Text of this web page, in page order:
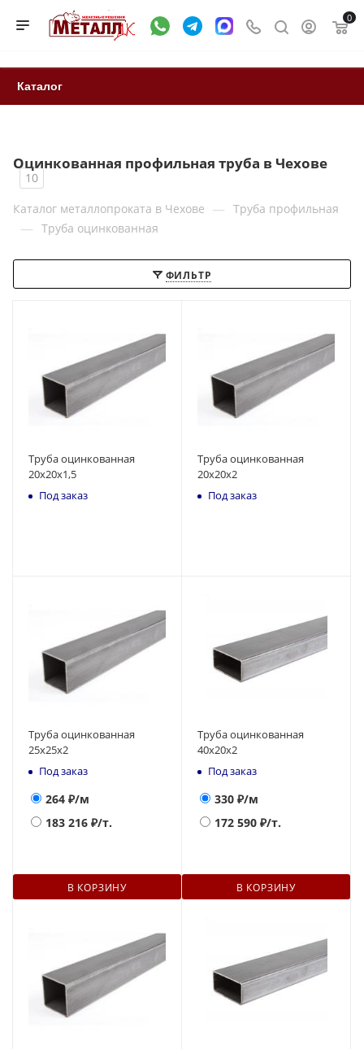
0
Каталог
Оцинкованная профильная труба в Чехове
10
Каталог металлопроката в Чехове — Труба профильная
— Труба оцинкованная
ФИЛЬТР
Труба оцинкованная
20x20x1,5
Под заказ
Труба оцинкованная
20x20x2
Под заказ
Труба оцинкованная
25x25x2
Под заказ
264 ₽/м
183 216 ₽/т.
В КОРЗИНУ
Труба оцинкованная
40x20x2
Под заказ
330 ₽/м
172 590 ₽/т.
В КОРЗИНУ